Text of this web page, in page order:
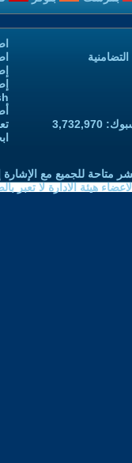
متاحة للجميع مع الإشارة
هيئة الادارة لا تعبر